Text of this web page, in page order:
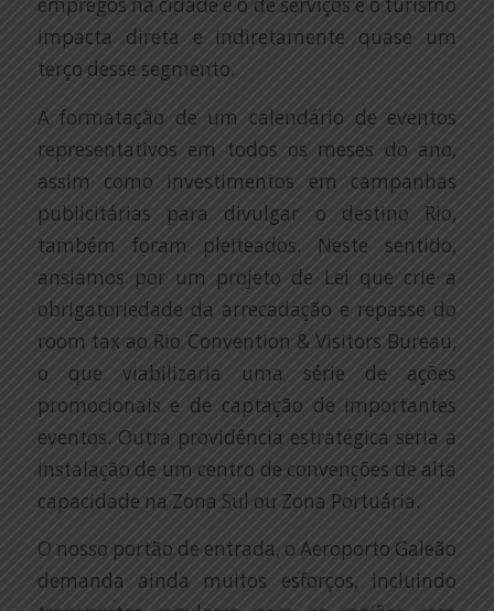
impacta direta e indiretamente quase um
terço desse segmento.
A formatação de um calendário de eventos
representativos em todos os meses do ano,
assim como investimentos em campanhas
publicitárias para divulgar o destino Rio,
também foram pleiteados. Neste sentido,
ansiamos por um projeto de Lei que crie a
obrigatoriedade da arrecadação e repasse do
room tax ao Rio Convention & Visitors Bureau,
o que viabilizaria uma série de ações
promocionais e de captação de importantes
eventos. Outra providência estratégica seria a
instalação de um centro de convenções de alta
capacidade na Zona Sul ou Zona Portuária.
O nosso portão de entrada, o Aeroporto Galeão
demanda ainda muitos esforços, incluindo